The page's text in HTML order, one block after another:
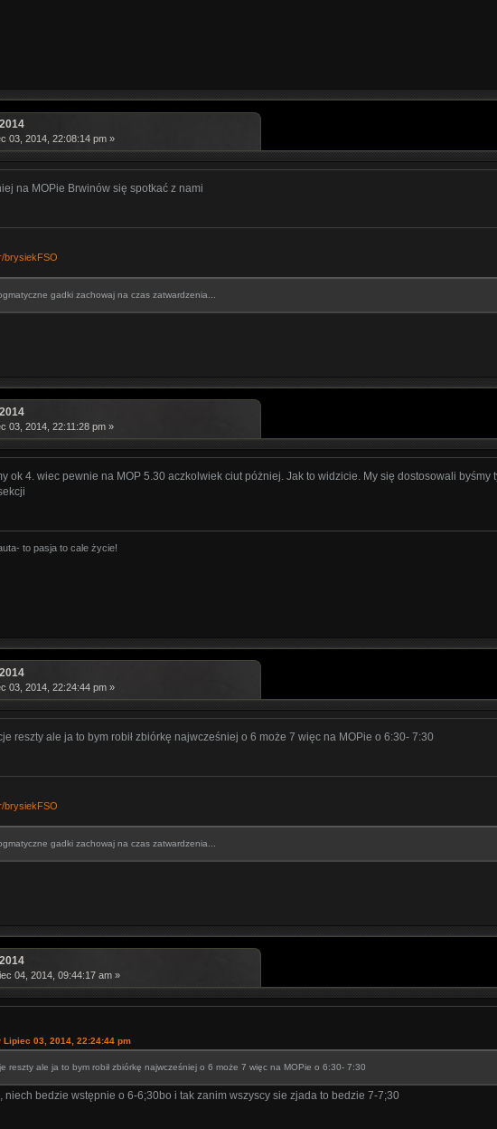
03, 2014, 22:08:14 pm »
na MOPie Brwinów się spotkać z nami
brysiekFSO
gadki zachowaj na czas zatwardzenia...
03, 2014, 22:11:28 pm »
ok 4. wiec pewnie na MOP 5.30 aczkolwiek ciut póżniej. Jak to widzicie. My się dostosowali
to pasja to cale życie!
03, 2014, 22:24:44 pm »
reszty ale ja to bym robił zbiórkę najwcześniej o 6 może 7 więc na MOPie o 6:30- 7:30
brysiekFSO
gadki zachowaj na czas zatwardzenia...
04, 2014, 09:44:17 am »
03, 2014, 22:24:44 pm
reszty ale ja to bym robił zbiórkę najwcześniej o 6 może 7 więc na MOPie o 6:30- 7:30
niech bedzie wstępnie o 6-6;30bo i tak zanim wszyscy sie zjada to bedzie 7-7;30